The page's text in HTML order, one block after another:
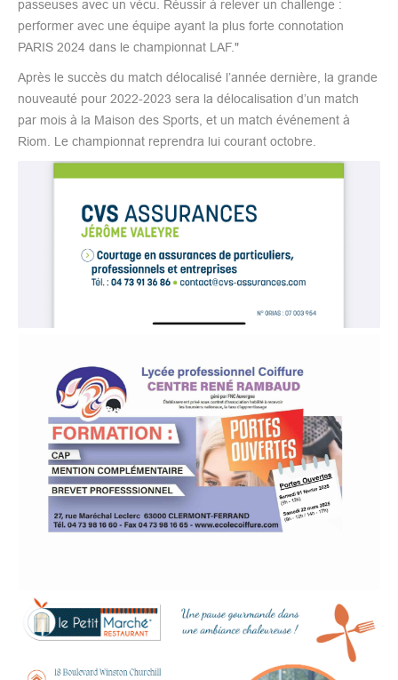
passeuses avec un vécu. Réussir à relever un challenge :
performer avec une équipe ayant la plus forte connotation
PARIS 2024 dans le championnat LAF."
Après le succès du match délocalisé l’année dernière, la grande
nouveauté pour 2022-2023 sera la délocalisation d’un match
par mois à la Maison des Sports, et un match événement à
Riom. Le championnat reprendra lui courant octobre.